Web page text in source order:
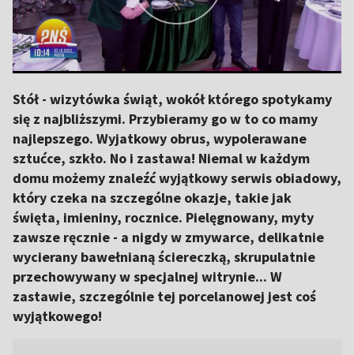
Stół - wizytówka świąt, wokół którego spotykamy
się z najbliższymi. Przybieramy go w to co mamy
najlepszego. Wyjatkowy obrus, wypolerawane
sztućce, szkło. No i zastawa! Niemal w każdym
domu możemy znaleźć wyjątkowy serwis obiadowy,
który czeka na szczególne okazje, takie jak
święta, imieniny, rocznice. Pielęgnowany, myty
zawsze ręcznie - a nigdy w zmywarce, delikatnie
wycierany bawełnianą ściereczką, skrupulatnie
przechowywany w specjalnej witrynie... W
zastawie, szczególnie tej porcelanowej jest coś
wyjątkowego!